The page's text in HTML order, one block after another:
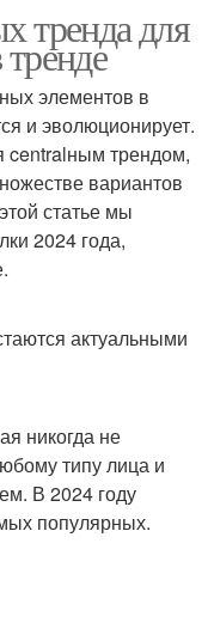
тренда для
элементов в
и эволюционирует.
centralным трендом,
вариантов
статье мы
2024 года,
актуальными
никогда не
типу лица и
В 2024 году
популярных.